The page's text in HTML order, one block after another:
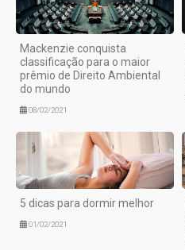
Mackenzie conquista
classificação para o maior
prêmio de Direito Ambiental
do mundo
08/02/2021
5 dicas para dormir melhor
01/02/2021